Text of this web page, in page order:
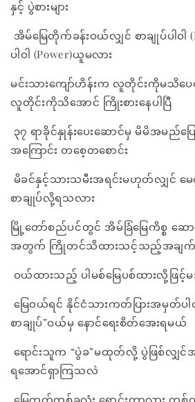
နှင့် ပွဲစားများ
အိမ်မြေတိုက်ခန်းဝယ်လျှင် စာချုပ်ပါဝါ
ပါဝါ (Power)ယူမလား
မင်းသားကျော်ဟိန်းက လူတိုင်းကိုမသိပ
လူတိုင်းကိုသိအောင် ကြိုးစားနေပါပြီ
၃၇ ရာခိုင်နှုန်းပေးဆောင်မှ မိမိအမည်ပြ
အကြောင်း တစေ့တစောင်း
မိခင်နှင့်သားသမီးအရင်းမဟုတ်လျှင် မေတ္
စာချုပ်လို့ရသလား
မြို့တော်စည်ပင်တွင် အိမ်ခြံမြေကိစ္စ ဆေ
အတွက် ကြိုတင်သိထားသင့်သည့်အချက်မ
ဝယ်ထားသည့် ပါမစ်မြေပစ်ထားလို့ဖြင့်
မြေဝယ်ရင် နိုင်ငံသားကတ်ပြားအမှတ်ပါတဲ့
စာချုပ်”ဝယ်မှ နောင်ရေးစိတ်အေးရမယ်
ရောင်းသူက “ပွဲခ”မထုတ်လို့ ပွဲဖြစ်လျှ
ရအောင်ရှာကြသလဲ
မြေကွက်တစ်ခုလုံး ရောင်းတာလား တစ်